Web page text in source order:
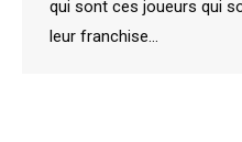
qui sont ces joueurs qui
leur franchise…